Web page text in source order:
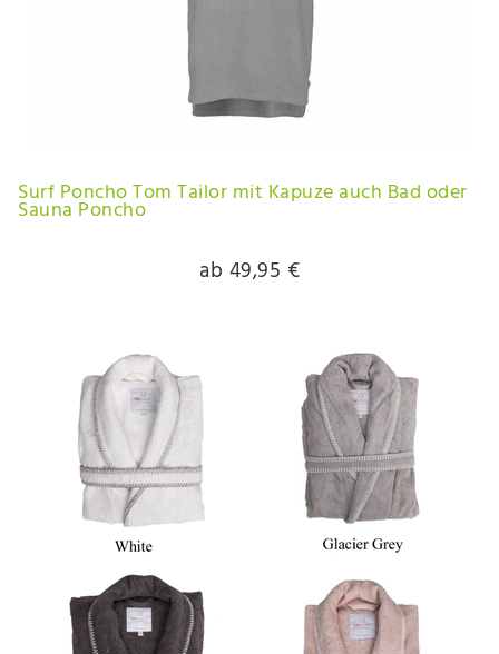
Surf Poncho Tom Tailor mit Kapuze auch Bad oder
Sauna Poncho
ab 49,95 €